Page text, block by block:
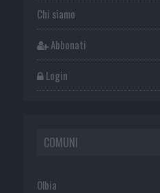
Chi siamo
Abbonati
Login
COMUNI
Olbia